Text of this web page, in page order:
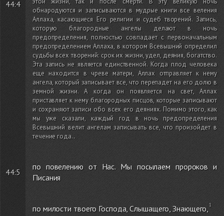
44:4
обнародуются и записываются в мудрые книги все веления
Аллаха, касающиеся Его религии и судеб творений. Запись,
которую благородные ангелы делают в ночь
предопределения, полностью совпадает с первоначальным
предопределением Аллаха, в котором Всевышний определил
судьбы всех творений: срок их жизни, удел, деяния, богатство.
Эта запись не является единственной. Когда плод человека
еще находится в чреве матери, Аллах отправляет к нему
ангела, который записывает все, что перепадет на его долю в
земной жизни. А когда он появляется на свет, Аллах
приставляет к нему благородных писцов, которые записывают
и сохраняют записи обо всех его деяниях. Помимо этого, как
мы уже сказали, каждый год в ночь предопределения
Всевышний велит ангелам записывать все, что произойдет в
течение года..
44:5
по повелению от Нас. Мы посылаем пророков и
Писания
по милости твоего Господа, Слышащего, Знающего,